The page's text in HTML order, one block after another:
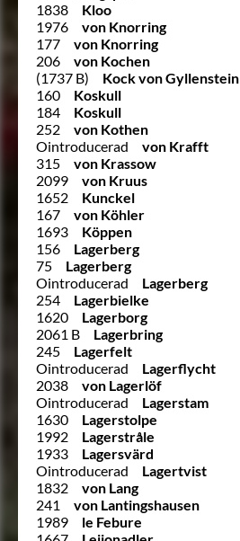
1838
Kloo
1976
von Knorring
177
von Knorring
206
von Kochen
(1737 B)
Kock von Gyllenstein
160
Koskull
184
Koskull
252
von Kothen
Ointroducerad
von Krafft
315
von Krassow
2099
von Kruus
1652
Kunckel
167
von Köhler
1693
Köppen
156
Lagerberg
75
Lagerberg
Ointroducerad
Lagerberg
254
Lagerbielke
1620
Lagerborg
2061 B
Lagerbring
245
Lagerfelt
Ointroducerad
Lagerflycht
2038
von Lagerlöf
Ointroducerad
Lagerstam
1630
Lagerstolpe
1992
Lagerstråle
1933
Lagersvärd
Ointroducerad
Lagertvist
1832
von Lang
241
von Lantingshausen
1989
le Febure